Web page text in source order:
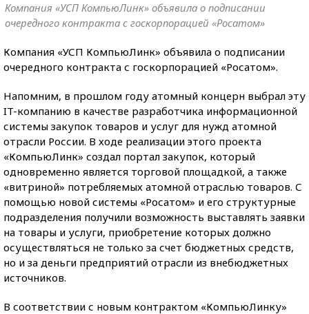
Компания «УСП КомпьюЛинк» объявила о подписании
очередного контракта с госкорпорацией «Росатом»
Компания «УСП КомпьюЛинк» объявила о подписании
очередного контракта с госкорпорацией «Росатом».
Напомним, в прошлом году атомный концерн выбрал эту
IT-компанию в качестве разработчика информационной
системы закупок товаров и услуг для нужд атомной
отрасли России. В ходе реализации этого проекта
«КомпьюЛинк» создал портал закупок, который
одновременно является торговой площадкой, а также
«витриной» потребляемых атомной отраслью товаров. С
помощью новой системы «Росатом» и его структурные
подразделения получили возможность выставлять заявки
на товары и услуги, приобретение которых должно
осуществляться не только за счет бюджетных средств,
но и за деньги предприятий отрасли из внебюджетных
источников.
В соответствии с новым контрактом «КомпьюЛинку»